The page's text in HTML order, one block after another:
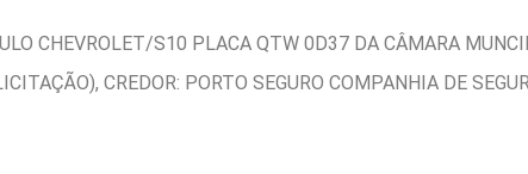
CHEVROLET/S10 PLACA QTW 0D37 DA CÂMARA
CREDOR: PORTO SEGURO COMPANHIA DE